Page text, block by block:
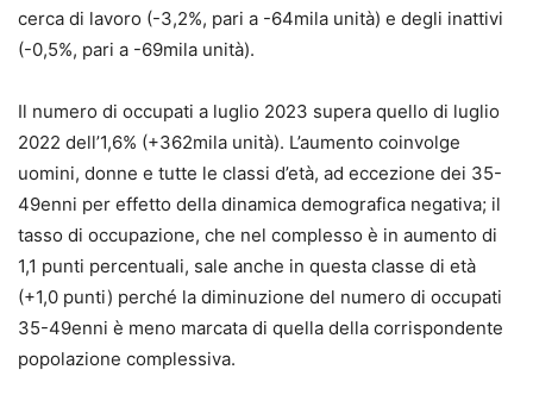
cerca di lavoro (-3,2%, pari a -64mila unità) e degli inattivi
(-0,5%, pari a -69mila unità).
Il numero di occupati a luglio 2023 supera quello di luglio
2022 dell’1,6% (+362mila unità). L’aumento coinvolge
uomini, donne e tutte le classi d’età, ad eccezione dei 35-
49enni per effetto della dinamica demografica negativa; il
tasso di occupazione, che nel complesso è in aumento di
1,1 punti percentuali, sale anche in questa classe di età
(+1,0 punti) perché la diminuzione del numero di occupati
35-49enni è meno marcata di quella della corrispondente
popolazione complessiva.